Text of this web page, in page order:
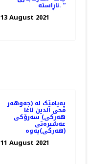
ناڕاستە. ”
13 August 2021
پەیامێک لە (جەوهەر
محی الدین ئاغا
هەرکی) سەرۆکی
عەشیرەتی
(هەرکی)یەوە
11 August 2021